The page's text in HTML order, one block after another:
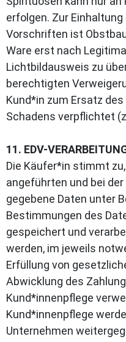
erfolgen. Zur
Vorschriften ist
Ware erst nach
Lichtbildausweis zu
berechtigten
Kund*in zum Ersatz
Schadens verpflichtet
11. EDV-
Die Käufer*in stimmt
angeführten und bei
gegebene Daten unter
Bestimmungen des
gespeichert und
werden, im jeweils
Erfüllung von
Abwicklung des
Kund*innenpflege
Kund*innenpflege
Unternehmen